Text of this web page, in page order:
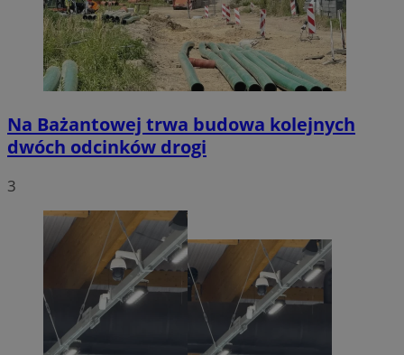
Na Bażantowej trwa budowa kolejnych
dwóch odcinków drogi
3